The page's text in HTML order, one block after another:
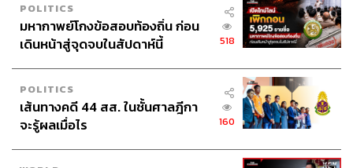
POLITICS
มหากาพย์โกงข้อสอบท้องถิ่น ก่อน
เดินหน้าสู่จุดจบในสัปดาห์นี้
518
POLITICS
เส้นทางคดี 44 สส. ในชั้นศาลฎีกา
จะรู้ผลเมื่อไร
160